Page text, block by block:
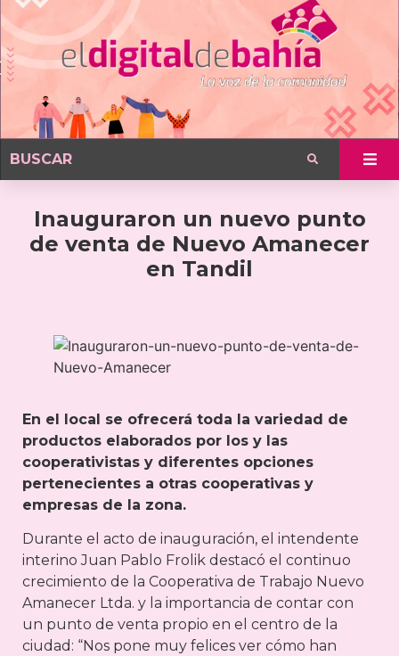
Inauguraron un nuevo punto
de venta de Nuevo Amanecer
en Tandil
En el local se ofrecerá toda la variedad de
productos elaborados por los y las
cooperativistas y diferentes opciones
pertenecientes a otras cooperativas y
empresas de la zona.
Durante el acto de inauguración, el intendente
interino Juan Pablo Frolik destacó el continuo
crecimiento de la Cooperativa de Trabajo Nuevo
Amanecer Ltda. y la importancia de contar con
un punto de venta propio en el centro de la
ciudad: “Nos pone muy felices ver cómo han